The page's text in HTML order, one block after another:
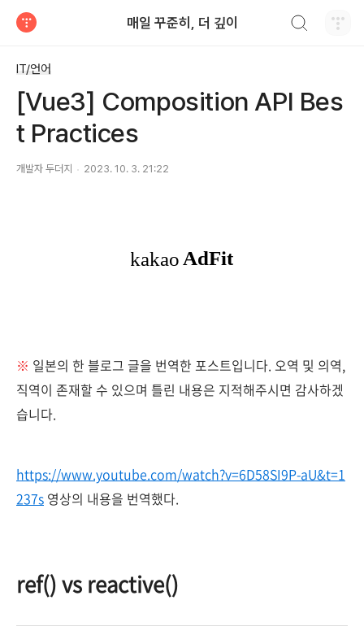
매일 꾸준히, 더 깊이
IT/언어
[Vue3] Composition API Bes
t Practices
개발자 두더지 2023. 10. 3. 21:22
※ 일본의 한 블로그 글을 번역한 포스트입니다. 오역 및 의역,
직역이 존재할 수 있으며 틀린 내용은 지적해주시면 감사하겠
습니다.
https://www.youtube.com/watch?v=6D58SI9P-aU&t=1
237s 영상의 내용을 번역했다.
ref() vs reactive()